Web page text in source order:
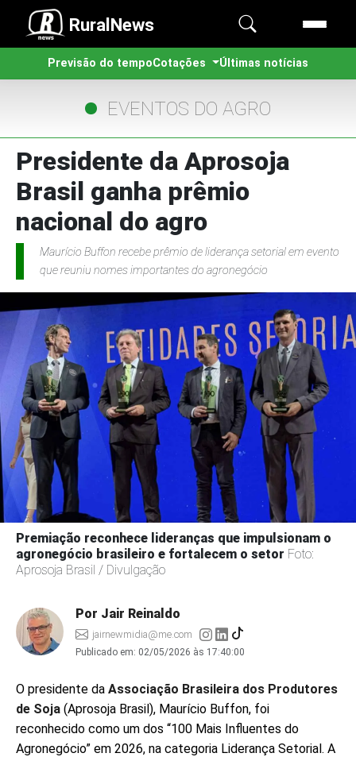
RuralNews
Previsão do tempoCotações Últimas notícias
EVENTOS DO AGRO
Presidente da Aprosoja
Brasil ganha prêmio
nacional do agro
Maurício Buffon recebe prêmio de liderança setorial em evento
que reuniu nomes importantes do agronegócio
Premiação reconhece lideranças que impulsionam o
agronegócio brasileiro e fortalecem o setor Foto:
Aprosoja Brasil / Divulgação
Por Jair Reinaldo
jairnewmidia@me.com
Publicado em: 02/05/2026 às 17:40:00
O presidente da Associação Brasileira dos Produtores
de Soja (Aprosoja Brasil), Maurício Buffon, foi
reconhecido como um dos “100 Mais Influentes do
Agronegócio” em 2026, na categoria Liderança Setorial. A